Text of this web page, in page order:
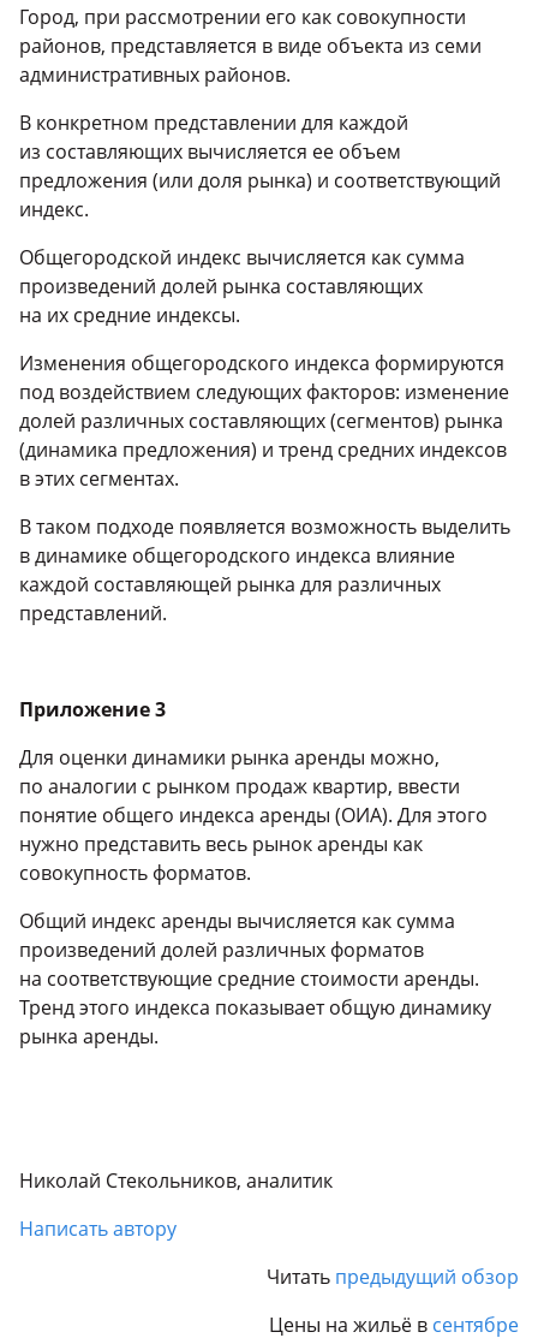
Город, при рассмотрении его как совокупности
районов, представляется в виде объекта из семи
административных районов.
В конкретном представлении для каждой
из составляющих вычисляется ее объем
предложения (или доля рынка) и соответствующий
индекс.
Общегородской индекс вычисляется как сумма
произведений долей рынка составляющих
на их средние индексы.
Изменения общегородского индекса формируются
под воздействием следующих факторов: изменение
долей различных составляющих (сегментов) рынка
(динамика предложения) и тренд средних индексов
в этих сегментах.
В таком подходе появляется возможность выделить
в динамике общегородского индекса влияние
каждой составляющей рынка для различных
представлений.
Приложение 3
Для оценки динамики рынка аренды можно,
по аналогии с рынком продаж квартир, ввести
понятие общего индекса аренды (ОИА). Для этого
нужно представить весь рынок аренды как
совокупность форматов.
Общий индекс аренды вычисляется как сумма
произведений долей различных форматов
на соответствующие средние стоимости аренды.
Тренд этого индекса показывает общую динамику
рынка аренды.
Николай Стекольников, аналитик
Написать автору
Читать предыдущий обзор
Цены на жильё в сентябре